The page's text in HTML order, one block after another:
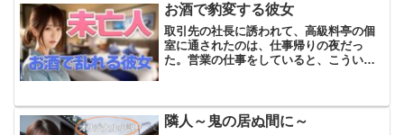
くれる。穏やかで優しく、...
お酒で豹変する彼女
取引先の社長に誘われて、高級料亭の個
室に通されたのは、仕事帰りの夜だっ
た。営業の仕事をしていると、こういう
が違った。社長は上機嫌で酒をあおりな
がら、開口一番、俺にこう言っ...
隣人～鬼の居ぬ間に～